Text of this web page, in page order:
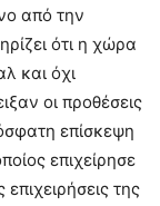
από την
ότι η χώρα
και όχι
οι προθέσεις
επίσκεψη
επιχείρησε
της